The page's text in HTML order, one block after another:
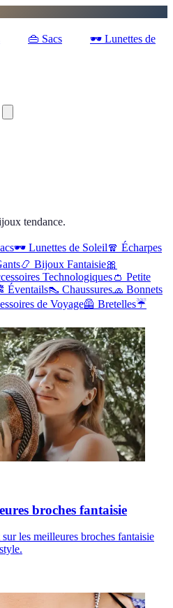
👜 Sacs 🕶️ Lunettes de
tendance.
🕶️ Lunettes de Soleil🧣 Écharpes
📿 Bijoux Fantaisie🎀
Technologiques👛 Petite
Éventails👠 Chaussures 🧢 Bonnets
de Voyage🦺 Bretelles☔
broches fantaisie
les meilleures broches fantaisie